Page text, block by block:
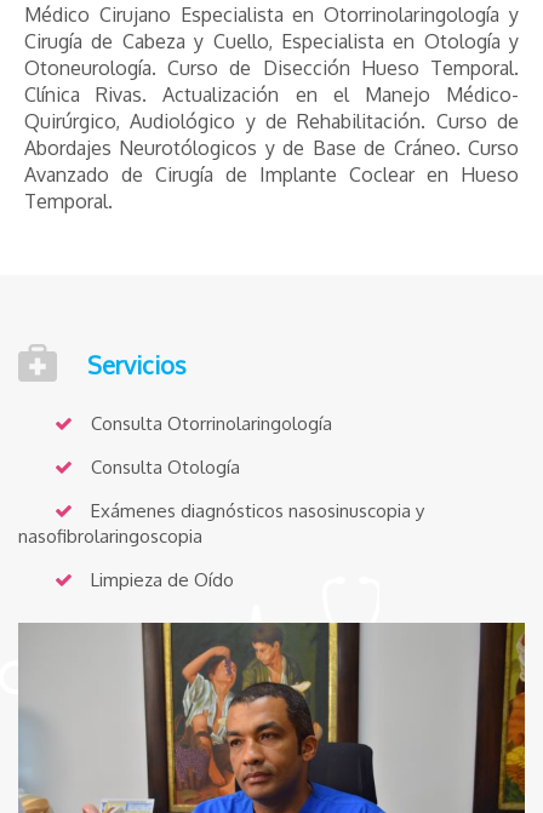
Médico Cirujano Especialista en Otorrinolaringología y
Cirugía de Cabeza y Cuello, Especialista en Otología y
Otoneurología. Curso de Disección Hueso Temporal.
Clínica Rivas. Actualización en el Manejo Médico-
Quirúrgico, Audiológico y de Rehabilitación. Curso de
Abordajes Neurotólogicos y de Base de Cráneo. Curso
Avanzado de Cirugía de Implante Coclear en Hueso
Temporal.
Servicios
Consulta Otorrinolaringología
Consulta Otología
Exámenes diagnósticos nasosinuscopia y
nasofibrolaringoscopia
Limpieza de Oído